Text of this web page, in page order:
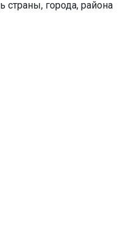
страны, города, района